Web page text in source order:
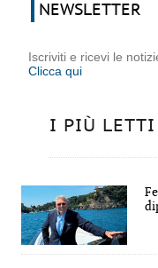
NEWSLETTER
Iscriviti e ricevi le
Clicca qui
I PIÙ LETTI